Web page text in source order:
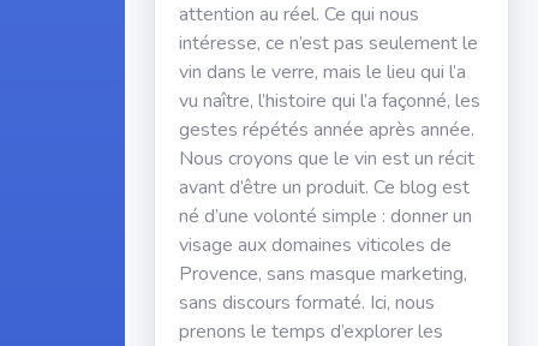
attention au réel. Ce qui nous
intéresse, ce n’est pas seulement le
vin dans le verre, mais le lieu qui l’a
vu naître, l’histoire qui l’a façonné, les
gestes répétés année après année.
Nous croyons que le vin est un récit
avant d’être un produit. Ce blog est
né d’une volonté simple : donner un
visage aux domaines viticoles de
Provence, sans masque marketing,
sans discours formaté. Ici, nous
prenons le temps d’explorer les